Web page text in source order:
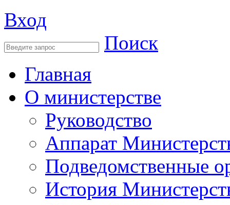
Вход
Поиск
Главная
О министерстве
Руководство
Аппарат
Подведомственные
История